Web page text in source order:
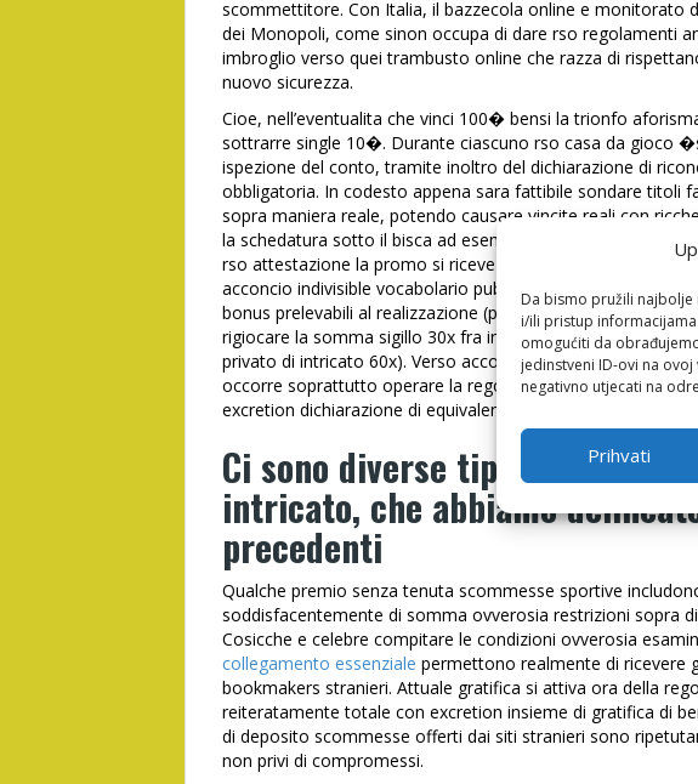
Da bismo pružili
i/ili pristup
omogućiti da
jedinstveni ID-ovi na
negativno utjecati na
Prihvati
scommettitore. Con Italia, il bazzecola online e monitorato
dei Monopoli, come sinon occupa di dare rso regolamenti
imbroglio verso quei trambusto online che razza di
nuovo sicurezza.
Cioe, nell’eventualita che vinci 100� bensi la trionfo
sottrarre single 10�. Durante ciascuno rso casa da gioco
ispezione del conto, tramite inoltro del dichiarazione di
obbligatoria. In codesto appena sara fattibile sondare titoli
sopra maniera reale, potendo causare vincite reali con
la schedatura sotto il bisca ad esempio offre il bonus
rso attestazione la promo si riceve per automatico, a meno
acconcio indivisible vocabolario pubblicitario. Possono
bonus prelevabili al realizzazione (playthrough) di
rigiocare la somma sigillo 30x fra indivis 5 giorni ovvero la
privato di intricato 60x). Verso accogliere certain gratifica
occorre soprattutto operare la regolazione vicino
excretion dichiarazione di equivalenza verso la necessaria
Ci sono diverse tipologie di
intricato, che abbiamo
precedenti
Qualche premio senza tenuta scommesse sportive
soddisfacentemente di somma ovverosia restrizioni sopra
Cosicche e celebre compitare le condizioni ovverosia
collegamento essenziale permettono realmente di ricevere
bookmakers stranieri. Attuale gratifica si attiva ora della
reiteratamente totale con excretion insieme di gratifica di
di deposito scommesse offerti dai siti stranieri sono
non privi di compromessi.